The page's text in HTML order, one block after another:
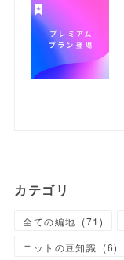
カテゴリ
全ての編地 (71 )
ニットの豆知識
(6)